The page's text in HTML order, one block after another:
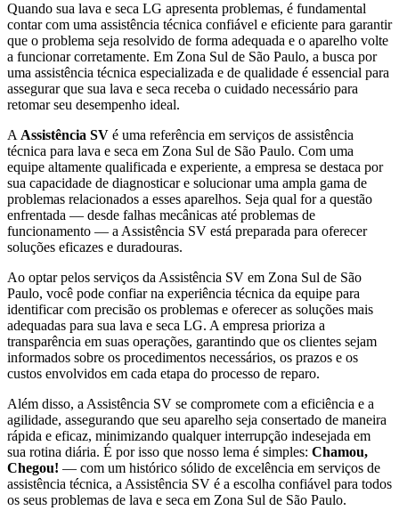
Quando sua lava e seca LG apresenta problemas, é fundamental
contar com uma assistência técnica confiável e eficiente para garantir
que o problema seja resolvido de forma adequada e o aparelho volte
a funcionar corretamente. Em Zona Sul de São Paulo, a busca por
uma assistência técnica especializada e de qualidade é essencial para
assegurar que sua lava e seca receba o cuidado necessário para
retomar seu desempenho ideal.
AAssistência SV é uma referência em serviços de assistência
técnica para lava e seca em Zona Sul de São Paulo. Com uma
equipe altamente qualificada e experiente, a empresa se destaca por
sua capacidade de diagnosticar e solucionar uma ampla gama de
problemas relacionados a esses aparelhos. Seja qual for a questão
enfrentada — desde falhas mecânicas até problemas de
funcionamento — a Assistência SV está preparada para oferecer
soluções eficazes e duradouras.
Ao optar pelos serviços da Assistência SV em Zona Sul de São
Paulo, você pode confiar na experiência técnica da equipe para
identificar com precisão os problemas e oferecer as soluções mais
adequadas para sua lava e seca LG. A empresa prioriza a
transparência em suas operações, garantindo que os clientes sejam
informados sobre os procedimentos necessários, os prazos e os
custos envolvidos em cada etapa do processo de reparo.
Além disso, a Assistência SV se compromete com a eficiência e a
agilidade, assegurando que seu aparelho seja consertado de maneira
rápida e eficaz, minimizando qualquer interrupção indesejada em
sua rotina diária. É por isso que nosso lema é simples: Chamou,
Chegou! — com um histórico sólido de excelência em serviços de
assistência técnica, a Assistência SV é a escolha confiável para todos
os seus problemas de lava e seca em Zona Sul de São Paulo.